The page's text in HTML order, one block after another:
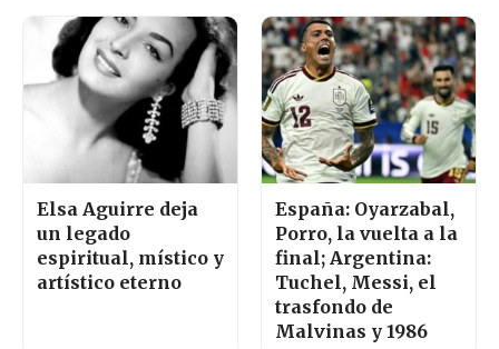
Elsa Aguirre deja
un legado
espiritual, místico y
artístico eterno
España: Oyarzabal,
Porro, la vuelta a la
final; Argentina:
Tuchel, Messi, el
trasfondo de
Malvinas y 1986